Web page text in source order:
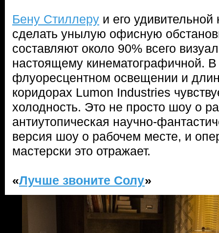
Бену Стиллеру и его
сделать унылую офисную
составляют около 90% всего
настоящему кинематографичной.
флуоресцентном освещении и
коридорах Lumon Industries
холодность. Это не просто шоу о
антиутопическая научно-
версия шоу о рабочем месте, и
мастерски это отражает.
«Лучше звоните Солу»